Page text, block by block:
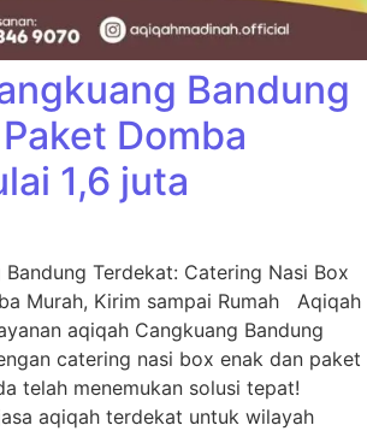
Bandung
Domba
1,6 juta
Terdekat: Catering Nasi Box
Murah, Kirim sampai Rumah Aqiqah
aqiqah Cangkuang Bandung
catering nasi box enak dan paket
telah menemukan solusi tepat!
aqiqah terdekat untuk wilayah